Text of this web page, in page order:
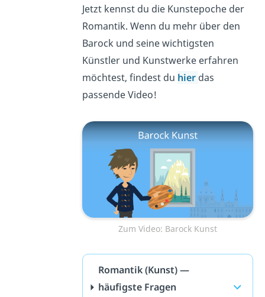
Jetzt kennst du die Kunstepoche der
Romantik. Wenn du mehr über den
Barock und seine wichtigsten
Künstler und Kunstwerke erfahren
möchtest, findest du hier das
passende Video!
Zum Video: Barock Kunst
Romantik (Kunst) —
häufigste Fragen